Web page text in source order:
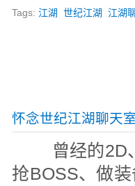
Tags:江湖 世纪江湖 江湖
怀念世纪江湖聊天
曾经的2D
抢BOSS、做